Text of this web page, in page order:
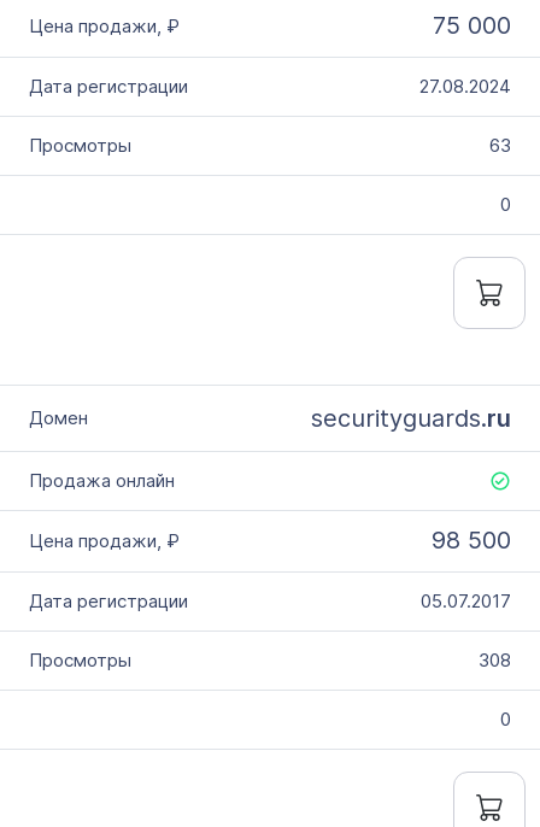
75 000
27.08.2024
63
0
securityguards.ru
98 500
05.07.2017
308
0